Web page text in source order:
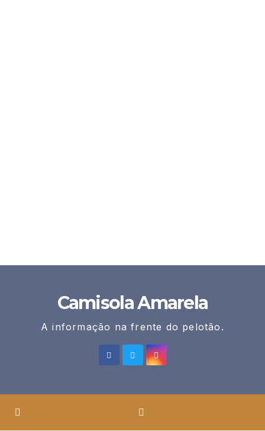
Camisola Amarela
A informação na frente do pelotão.